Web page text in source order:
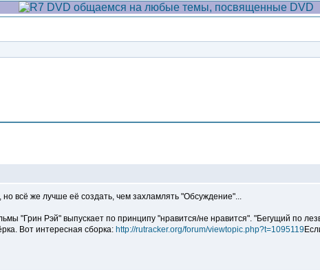
всё же лучше её создать, чем захламлять "Обсуждение"...
"Грин Рэй" выпускает по принципу "нравится/не нравится". "Бегущий по
Вот интересная сборка: http://rutracker.org/forum/viewtopic.php?t=1095119